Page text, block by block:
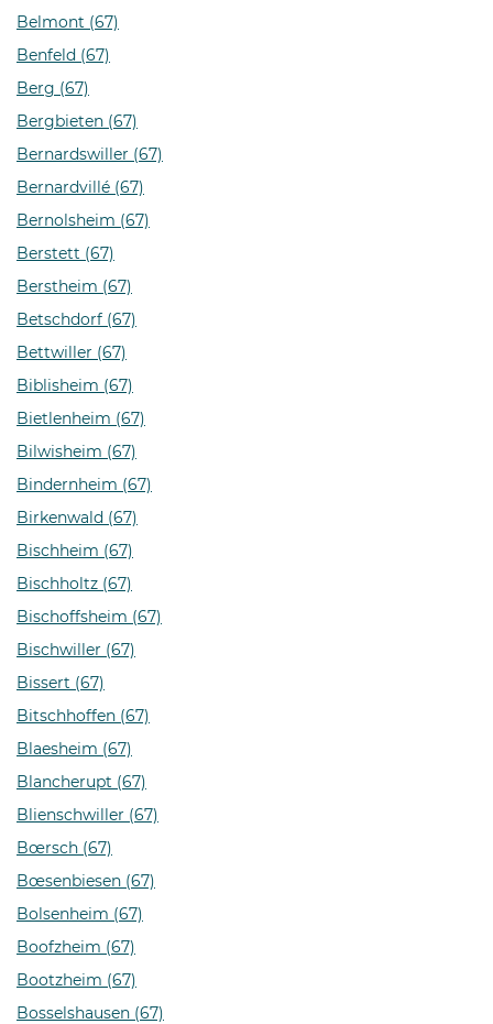
Belmont (67)
Benfeld (67)
Berg (67)
Bergbieten (67)
Bernardswiller (67)
Bernardvillé (67)
Bernolsheim (67)
Berstett (67)
Berstheim (67)
Betschdorf (67)
Bettwiller (67)
Biblisheim (67)
Bietlenheim (67)
Bilwisheim (67)
Bindernheim (67)
Birkenwald (67)
Bischheim (67)
Bischholtz (67)
Bischoffsheim (67)
Bischwiller (67)
Bissert (67)
Bitschhoffen (67)
Blaesheim (67)
Blancherupt (67)
Blienschwiller (67)
Bœrsch (67)
Bœsenbiesen (67)
Bolsenheim (67)
Boofzheim (67)
Bootzheim (67)
Bosselshausen (67)